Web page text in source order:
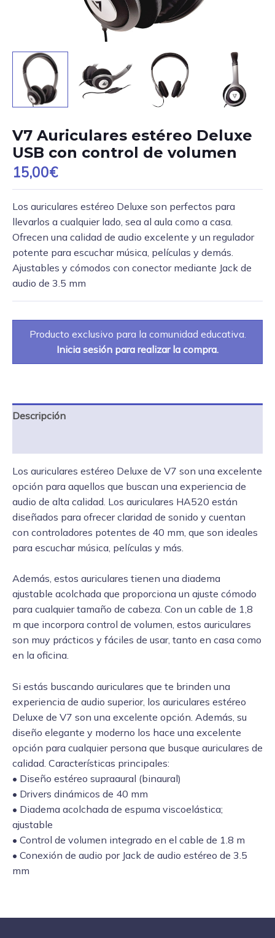
V7 Auriculares estéreo Deluxe
USB con control de volumen
15,00€
Los auriculares estéreo Deluxe son perfectos para
llevarlos a cualquier lado, sea al aula como a casa.
Ofrecen una calidad de audio excelente y un regulador
potente para escuchar música, películas y demás.
Ajustables y cómodos con conector mediante Jack de
audio de 3.5 mm
Producto exclusivo para la comunidad educativa.
Inicia sesión para realizar la compra.
Descripción
Los auriculares estéreo Deluxe de V7 son una excelente
opción para aquellos que buscan una experiencia de
audio de alta calidad. Los auriculares HA520 están
diseñados para ofrecer claridad de sonido y cuentan
con controladores potentes de 40 mm, que son ideales
para escuchar música, películas y más.
Además, estos auriculares tienen una diadema
ajustable acolchada que proporciona un ajuste cómodo
para cualquier tamaño de cabeza. Con un cable de 1,8
m que incorpora control de volumen, estos auriculares
son muy prácticos y fáciles de usar, tanto en casa como
en la oficina.
Si estás buscando auriculares que te brinden una
experiencia de audio superior, los auriculares estéreo
Deluxe de V7 son una excelente opción. Además, su
diseño elegante y moderno los hace una excelente
opción para cualquier persona que busque auriculares de
calidad. Características principales:
• Diseño estéreo supraaural (binaural)
• Drivers dinámicos de 40 mm
• Diadema acolchada de espuma viscoelástica;
ajustable
• Control de volumen integrado en el cable de 1.8 m
• Conexión de audio por Jack de audio estéreo de 3.5
mm